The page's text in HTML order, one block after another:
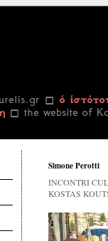
Simone Perotti
INCONTRI
KOSTAS